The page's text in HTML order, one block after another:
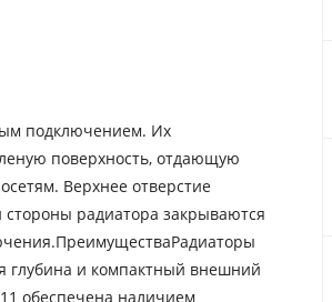
подключением. Их
поверхность, отдающую
Верхнее отверстие
стороны радиатора закрываются
глубина и компактный внешний
обеспечена наличием